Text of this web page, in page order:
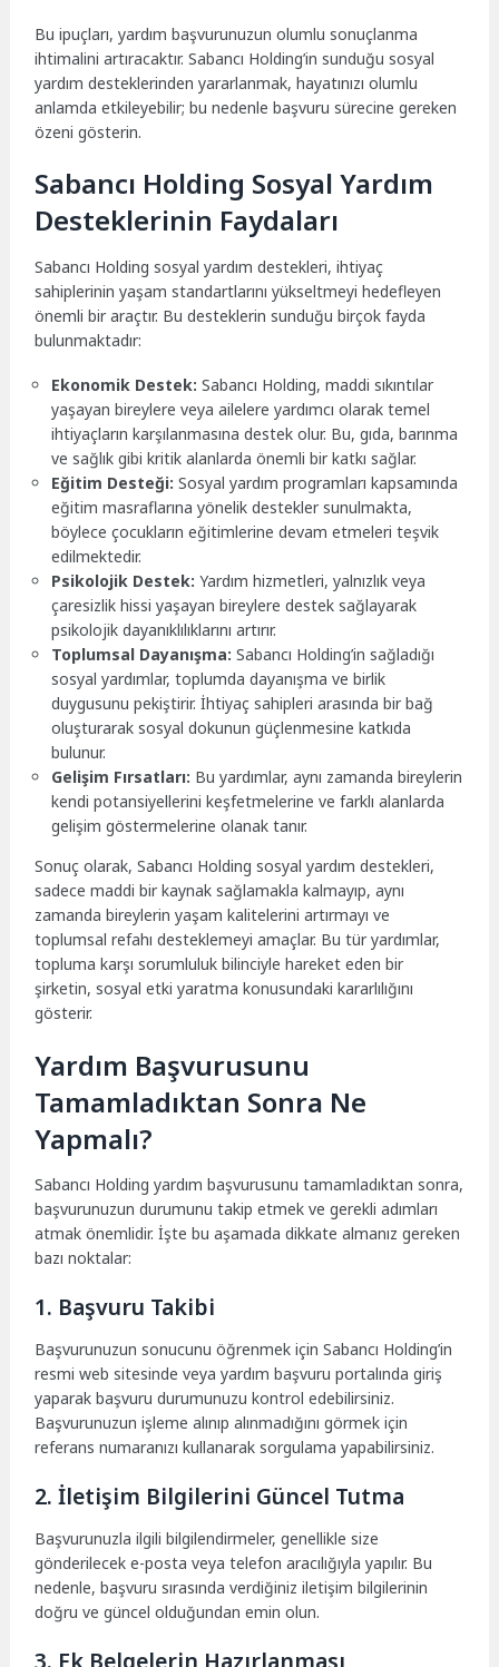
Bu ipuçları, yardım başvurunuzun olumlu sonuçlanma
ihtimalini artıracaktır. Sabancı Holding’in sunduğu sosyal
yardım desteklerinden yararlanmak, hayatınızı olumlu
anlamda etkileyebilir; bu nedenle başvuru sürecine gereken
özeni gösterin.
Sabancı Holding Sosyal Yardım
Desteklerinin Faydaları
Sabancı Holding sosyal yardım destekleri, ihtiyaç
sahiplerinin yaşam standartlarını yükseltmeyi hedefleyen
önemli bir araçtır. Bu desteklerin sunduğu birçok fayda
bulunmaktadır:
Ekonomik Destek: Sabancı Holding, maddi sıkıntılar
yaşayan bireylere veya ailelere yardımcı olarak temel
ihtiyaçların karşılanmasına destek olur. Bu, gıda, barınma
ve sağlık gibi kritik alanlarda önemli bir katkı sağlar.
Eğitim Desteği: Sosyal yardım programları kapsamında
eğitim masraflarına yönelik destekler sunulmakta,
böylece çocukların eğitimlerine devam etmeleri teşvik
edilmektedir.
Psikolojik Destek: Yardım hizmetleri, yalnızlık veya
çaresizlik hissi yaşayan bireylere destek sağlayarak
psikolojik dayanıklılıklarını artırır.
Toplumsal Dayanışma: Sabancı Holding’in sağladığı
sosyal yardımlar, toplumda dayanışma ve birlik
duygusunu pekiştirir. İhtiyaç sahipleri arasında bir bağ
oluşturarak sosyal dokunun güçlenmesine katkıda
bulunur.
Gelişim Fırsatları: Bu yardımlar, aynı zamanda bireylerin
kendi potansiyellerini keşfetmelerine ve farklı alanlarda
gelişim göstermelerine olanak tanır.
Sonuç olarak, Sabancı Holding sosyal yardım destekleri,
sadece maddi bir kaynak sağlamakla kalmayıp, aynı
zamanda bireylerin yaşam kalitelerini artırmayı ve
toplumsal refahı desteklemeyi amaçlar. Bu tür yardımlar,
topluma karşı sorumluluk bilinciyle hareket eden bir
şirketin, sosyal etki yaratma konusundaki kararlılığını
gösterir.
Yardım Başvurusunu
Tamamladıktan Sonra Ne
Yapmalı?
Sabancı Holding yardım başvurusunu tamamladıktan sonra,
başvurunuzun durumunu takip etmek ve gerekli adımları
atmak önemlidir. İşte bu aşamada dikkate almanız gereken
bazı noktalar:
1. Başvuru Takibi
Başvurunuzun sonucunu öğrenmek için Sabancı Holding’in
resmi web sitesinde veya yardım başvuru portalında giriş
yaparak başvuru durumunuzu kontrol edebilirsiniz.
Başvurunuzun işleme alınıp alınmadığını görmek için
referans numaranızı kullanarak sorgulama yapabilirsiniz.
2. İletişim Bilgilerini Güncel Tutma
Başvurunuzla ilgili bilgilendirmeler, genellikle size
gönderilecek e-posta veya telefon aracılığıyla yapılır. Bu
nedenle, başvuru sırasında verdiğiniz iletişim bilgilerinin
doğru ve güncel olduğundan emin olun.
3. Ek Belgelerin Hazırlanması